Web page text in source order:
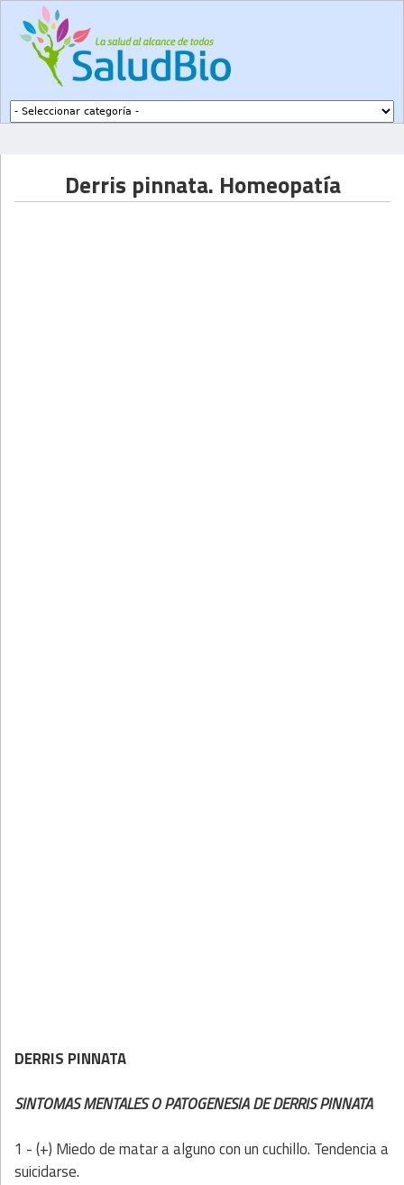
Derris pinnata. Homeopatía
DERRIS PINNATA
SINTOMAS MENTALES O PATOGENESIA DE DERRIS PINNATA
1 - (+) Miedo de matar a alguno con un cuchillo. Tendencia a
suicidarse.